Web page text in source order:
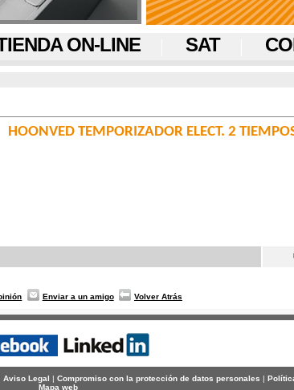
ON-LINE SAT
HOONVED TEMPORIZADOR ELECT. 2
Enviar a un amigo Volver Atrás
Aviso Legal | Compromiso con la protección de datos personales |
Mapa web